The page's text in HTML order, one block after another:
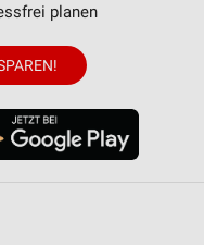
planen